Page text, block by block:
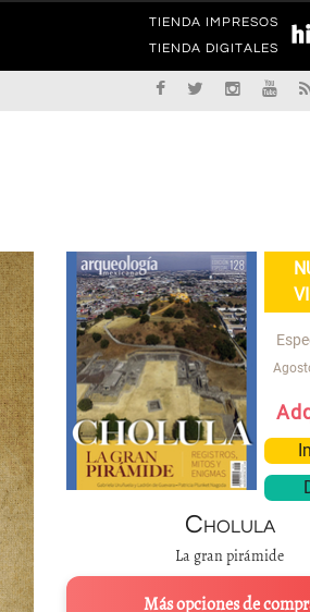
TIENDA IMPRESOS
TIENDA DIGITALES
Cholula
La gran pirámide
Más opciones de